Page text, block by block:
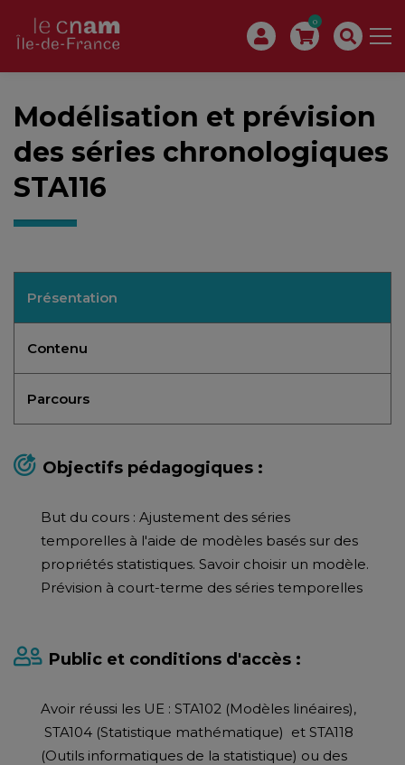
0
Modélisation et prévision
des séries chronologiques
STA116
Présentation
Contenu
Parcours
Objectifs pédagogiques :
But du cours : Ajustement des séries
temporelles à l'aide de modèles basés sur des
propriétés statistiques. Savoir choisir un modèle.
Prévision à court-terme des séries temporelles
Public et conditions d'accès :
Avoir réussi les UE : STA102 (Modèles linéaires),
STA104 (Statistique mathématique) et STA118
(Outils informatiques de la statistique) ou des